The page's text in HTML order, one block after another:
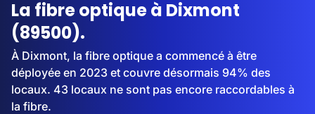
La fibre optique à Dixmont
(89500).
À Dixmont, la fibre optique a commencé à être
déployée en 2023 et couvre désormais 94% des
locaux. 43 locaux ne sont pas encore raccordables à
la fibre.